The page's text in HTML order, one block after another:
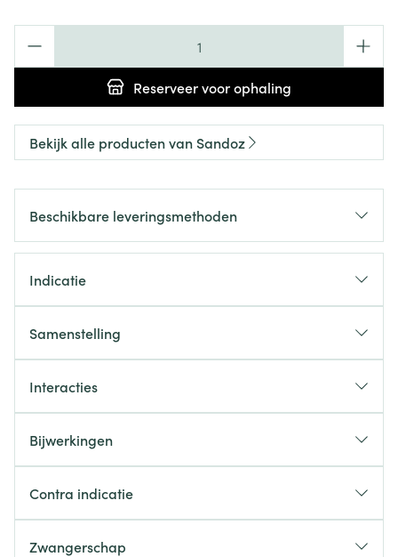
Reserveervoor ophaling
Bekijk alle producten van Sandoz
Beschikbare leveringsmethoden
Indicatie
Samenstelling
Interacties
Bijwerkingen
Contra indicatie
Zwangerschap